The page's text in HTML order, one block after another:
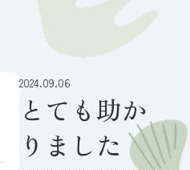
2024.09.06
とても助か
りました